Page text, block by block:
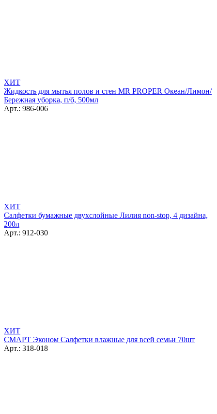
ХИТ
Жидкость для мытья полов и стен MR PROPER Океан/Лимон/
Бережная уборка, п/б, 500мл
Арт.: 986-006
ХИТ
Салфетки бумажные двухслойные Лилия non-stop, 4 дизайна,
200л
Арт.: 912-030
ХИТ
СМАРТ Эконом Салфетки влажные для всей семьи 70шт
Арт.: 318-018